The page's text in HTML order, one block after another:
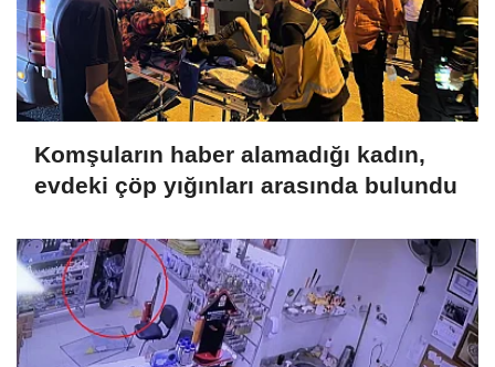
Komşuların haber alamadığı kadın,
evdeki çöp yığınları arasında bulundu